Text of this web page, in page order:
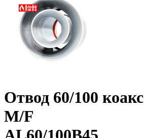
Отвод 60/100
M/F